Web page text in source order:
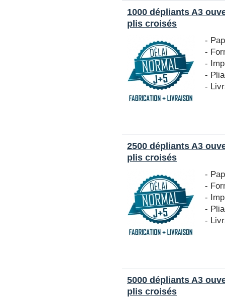
1000 dépliants A3
plis croisés
-
-
-
-
-
2500 dépliants A3
plis croisés
-
-
-
-
-
5000 dépliants A3
plis croisés